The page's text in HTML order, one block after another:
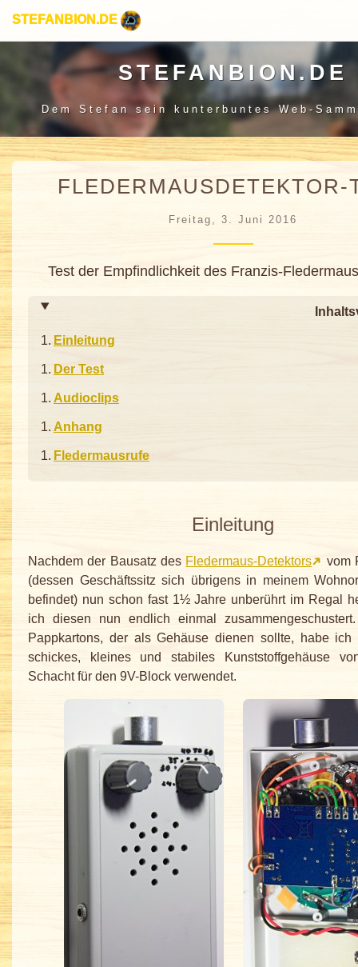
STEFANBION.DE
STEFANBION.DE
Dem Stefan sein kunterbuntes Web-
FLEDERMAUSDETEKTOR-
Freitag, 3. Juni 2016
Test der Empfindlichkeit des Franzis-
Einleitung
Der Test
Audioclips
Anhang
Fledermausrufe
Einleitung
Nachdem der Bausatz des Fledermaus-Detektors
vom
(dessen Geschäftssitz sich übrigens in meinem
befindet) nun schon fast 1½ Jahre unberührt im Regal
ich diesen nun endlich einmal
Pappkartons, der als Gehäuse dienen sollte, habe ich
schickes, kleines und stabiles Kunststoffgehäuse
Schacht für den 9V-Block verwendet.